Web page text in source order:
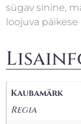
sügav sinine,
loojuva
Kaubamärk
Regia